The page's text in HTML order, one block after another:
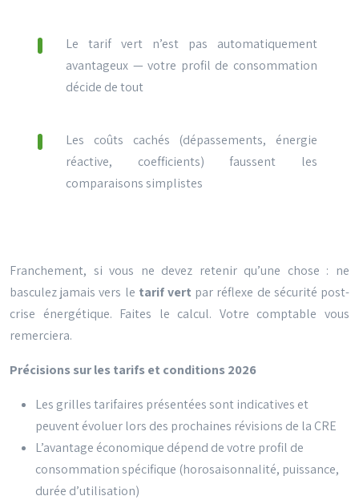
Le tarif vert n’est pas automatiquement
avantageux — votre profil de consommation
décide de tout
Les coûts cachés (dépassements, énergie
réactive, coefficients) faussent les
comparaisons simplistes
Franchement, si vous ne devez retenir qu’une chose : ne
basculez jamais vers le tarif vert par réflexe de sécurité post-
crise énergétique. Faites le calcul. Votre comptable vous
remerciera.
Précisions sur les tarifs et conditions 2026
Les grilles tarifaires présentées sont indicatives et
peuvent évoluer lors des prochaines révisions de la CRE
L’avantage économique dépend de votre profil de
consommation spécifique (horosaisonnalité, puissance,
durée d’utilisation)